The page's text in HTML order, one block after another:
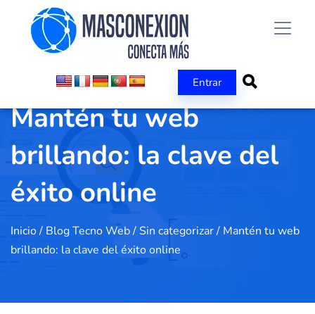
Entrar
Mantén tu web
brillando: la clave del
éxito online
Inicio/ Blog Tecno Web/ Sin categorizar/ Mantén tu web
brillando: la clave del éxito online